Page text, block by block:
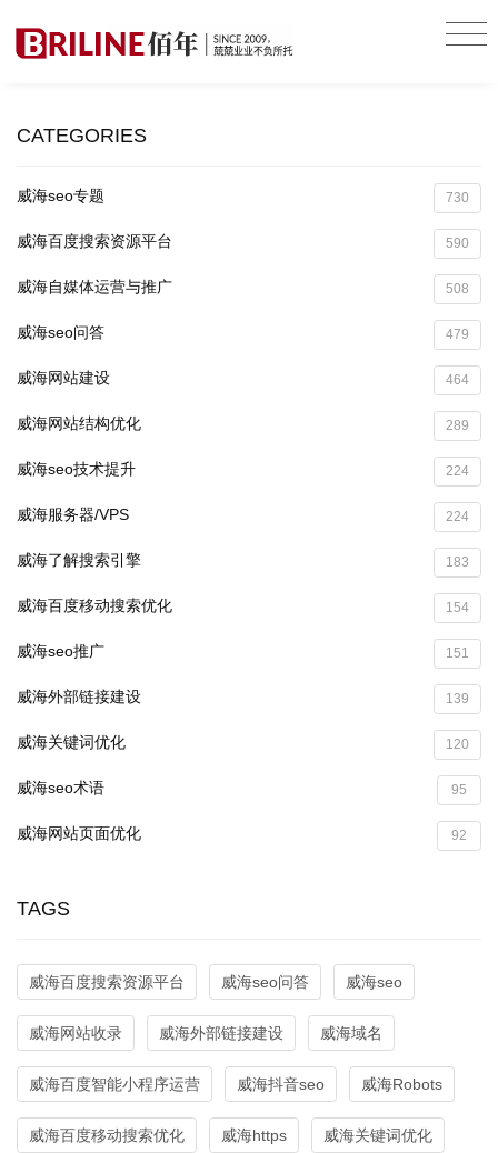
CATEGORIES
威海seo专题 730
威海百度搜索资源平台 590
威海自媒体运营与推广 508
威海seo问答 479
威海网站建设 464
威海网站结构优化 289
威海seo技术提升 224
威海服务器/VPS 224
威海了解搜索引擎 183
威海百度移动搜索优化 154
威海seo推广 151
威海外部链接建设 139
威海关键词优化 120
威海seo术语 95
威海网站页面优化 92
TAGS
威海百度搜索资源平台 威海seo问答 威海seo
威海网站收录 威海外部链接建设 威海域名
威海百度智能小程序运营 威海抖音seo 威海Robots
威海百度移动搜索优化 威海https 威海关键词优化